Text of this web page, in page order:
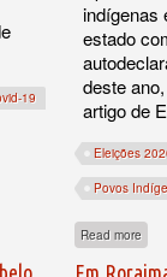
19
indígenas
estado
deste
artigo de
Eleições
Povos
Read more
Em